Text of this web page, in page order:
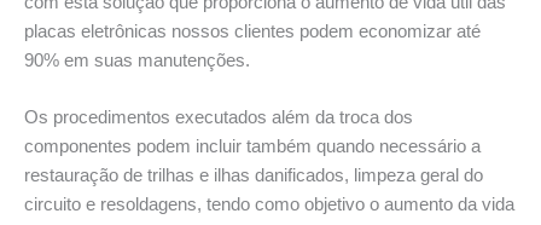
placas eletrônicas nossos clientes podem economizar até
90% em suas manutenções.
Os procedimentos executados além da troca dos
componentes podem incluir também quando necessário a
restauração de trilhas e ilhas danificados, limpeza geral do
circuito e resoldagens, tendo como objetivo o aumento da vida